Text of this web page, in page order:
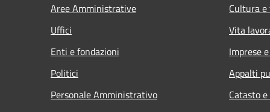
Aree Amministrative
Uffici
Enti e fondazioni
Politici
Personale Amministrativo
Cultura
Vita
Imprese
Appalti
Catasto